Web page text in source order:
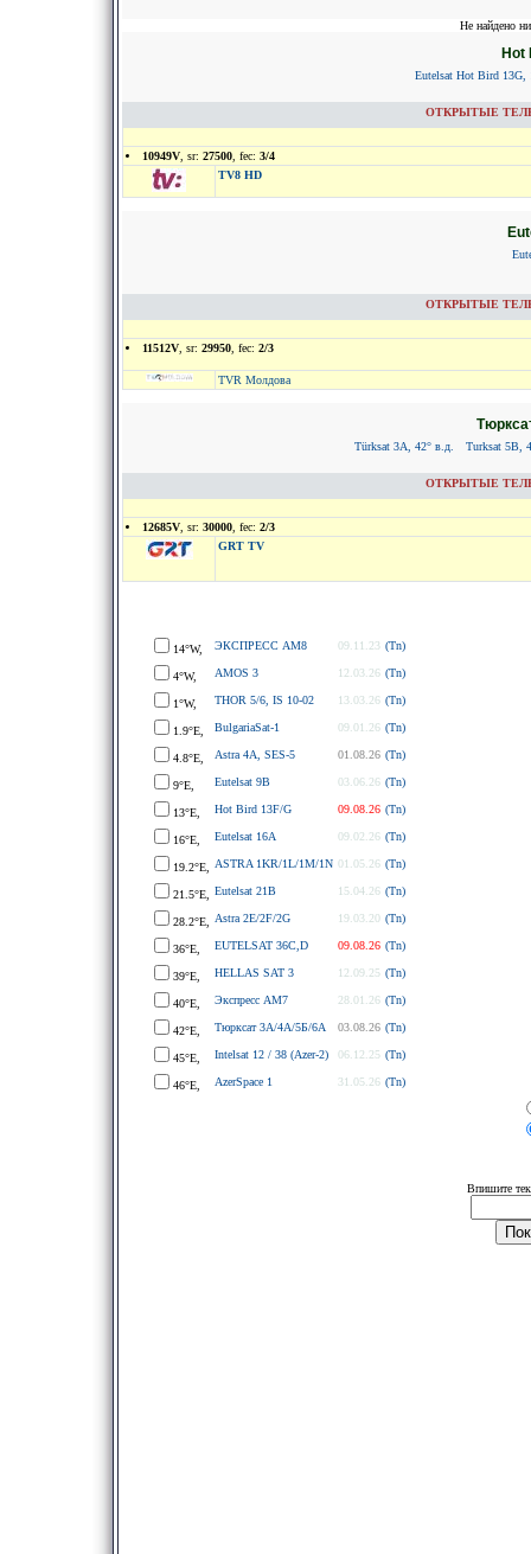
Не найдено
Hot
Eutelsat Hot Bird 13G,
ОТКРЫТЫЕ
10949V , sr: 27500 , fec: 3/4
TV8 HD
ОТКРЫТЫЕ
11512V , sr: 29950 , fec: 2/3
TVR Молдова
Türksat 3A, 42° в.д. Turksat 5B,
ОТКРЫТЫЕ
12685V , sr: 30000 , fec: 2/3
GRT TV
14°W, ЭКСПРЕСС АМ8 09.11.23 (Tn)
4°W, AMOS 3 12.03.26 (Tn)
1°W, THOR 5/6, IS 10-02 13.03.26 (Tn)
1.9°E, BulgariaSat-1 09.01.26 (Tn)
4.8°E, Astra 4A, SES-5 01.08.26 (Tn)
9°E, Eutelsat 9B 03.06.26 (Tn)
13°E, Hot Bird 13F/G 09.08.26 (Tn)
16°E, Eutelsat 16A 09.02.26 (Tn)
19.2°E, ASTRA 1KR/1L/1M/1N 01.05.26 (Tn)
21.5°E, Eutelsat 21B 15.04.26 (Tn)
28.2°E, Astra 2E/2F/2G 19.03.20 (Tn)
36°E, EUTELSAT 36C,D 09.08.26 (Tn)
39°E, HELLAS SAT 3 12.09.25 (Tn)
40°E, Экспресс АМ7 28.01.26 (Tn)
42°E, Тюрксат 3A/4A/5Б/6A 03.08.26 (Tn)
45°E, Intelsat 12 / 38 (Azer-2) 06.12.25 (Tn)
46°E, AzerSpace 1 31.05.26 (Tn)
Впишите